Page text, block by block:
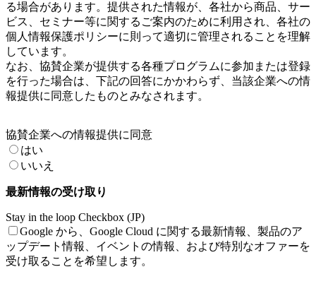
る場合があります。提供された情報が、各社から商品、サー
ビス、セミナー等に関するご案内のために利用され、各社の
個人情報保護ポリシーに則って適切に管理されることを理解
しています。
なお、協賛企業が提供する各種プログラムに参加または登録
を行った場合は、下記の回答にかかわらず、当該企業への情
報提供に同意したものとみなされます。
協賛企業への情報提供に同意
はい
いいえ
最新情報の受け取り
Stay in the loop Checkbox (JP)
Google から、Google Cloud に関する最新情報、製品のア
ップデート情報、イベントの情報、および特別なオファーを
受け取ることを希望します。